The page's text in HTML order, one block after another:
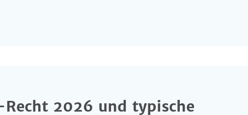
2026 und typische